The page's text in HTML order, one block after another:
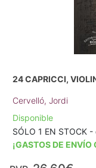
24 CAPRICCI,
Cervelló, Jordi
Disponible
SÓLO 1 EN STOCK
¡GASTOS DE ENVÍO